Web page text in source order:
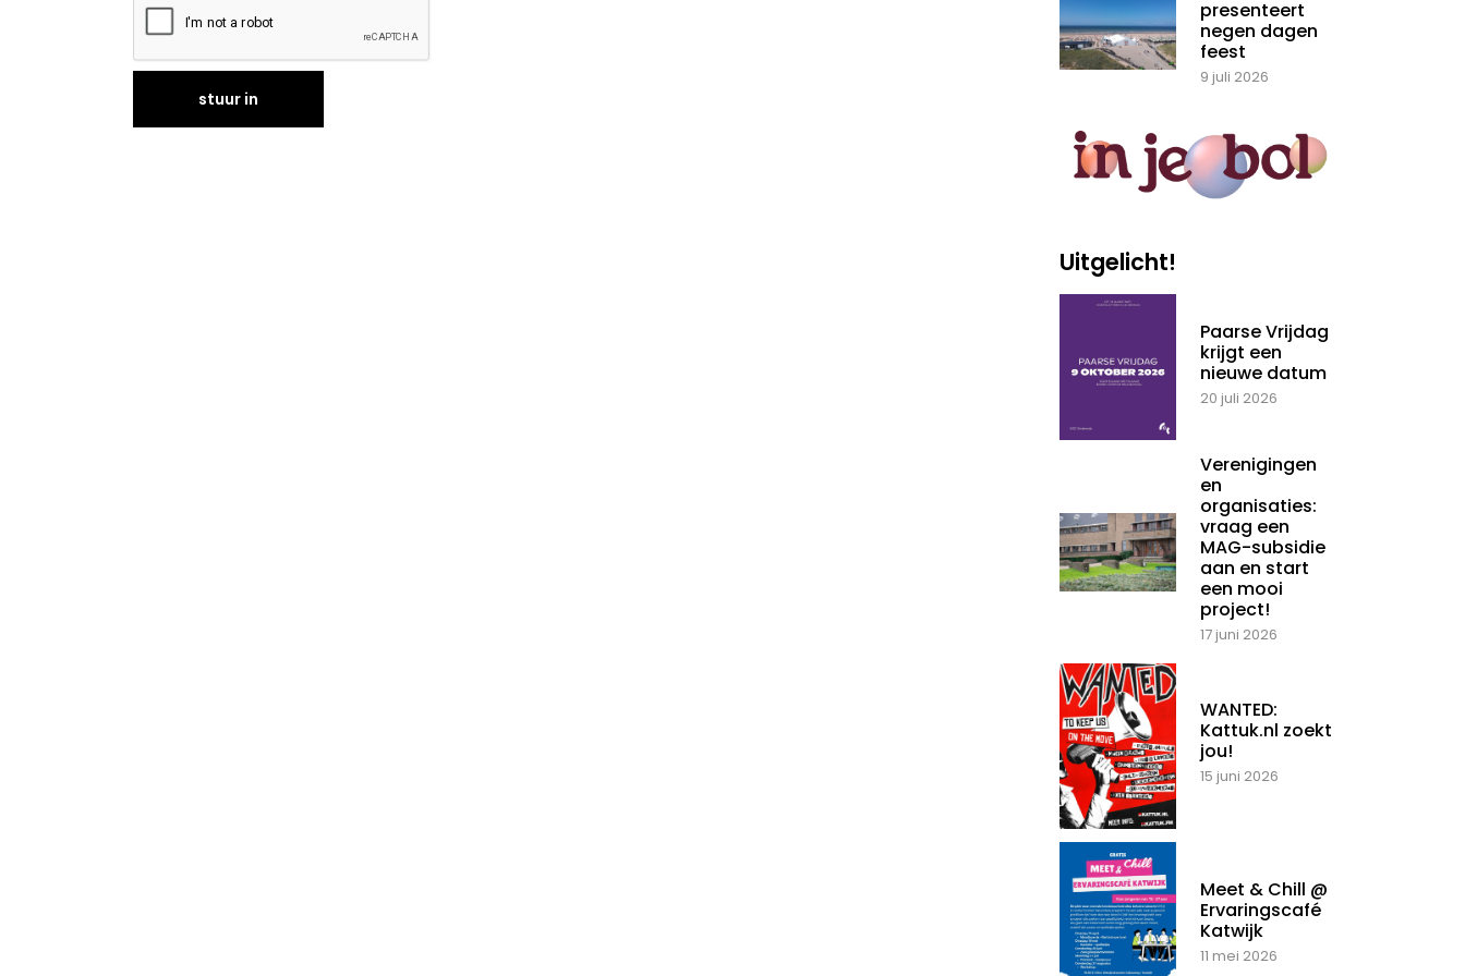
presenteert
negen dagen
feest
9 juli 2026
Uitgelicht!
Paarse Vrijdag
krijgt een
nieuwe datum
20 juli 2026
Verenigingen
en
organisaties:
vraag een
MAG-subsidie
aan en start
een mooi
project!
17 juni 2026
WANTED:
Kattuk.nl zoekt
jou!
15 juni 2026
Meet & Chill @
Ervaringscafé
Katwijk
11 mei 2026